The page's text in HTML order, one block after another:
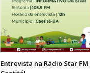
Entrevista na Rádio Star FM